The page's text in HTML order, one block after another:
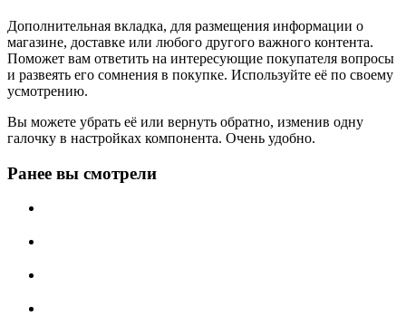
Дополнительная вкладка, для размещения информации о
магазине, доставке или любого другого важного контента.
Поможет вам ответить на интересующие покупателя вопросы
и развеять его сомнения в покупке. Используйте её по своему
усмотрению.
Вы можете убрать её или вернуть обратно, изменив одну
галочку в настройках компонента. Очень удобно.
Ранее вы смотрели